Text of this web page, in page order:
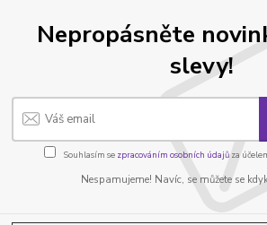
Nepropásněte
slevy!
Souhlasím se zpracováním osobních údajůza
Nespamujeme! Navíc, se můžete se